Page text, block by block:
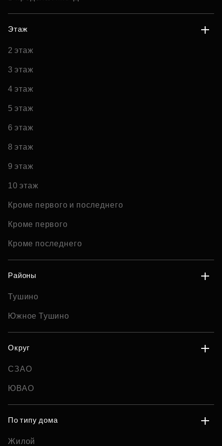
Этаж
2 этаж
3 этаж
4 этаж
5 этаж
6 этаж
8 этаж
9 этаж
10 этаж
Кроме первого и последнего
Кроме первого
Кроме последнего
Районы
Тушино
Южное Тушино
Округ
СЗАО
ЮВАО
По типу дома
Жилой